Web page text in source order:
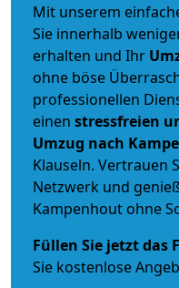
Mit unserem
Sie innerhalb
erhalten und Ihr
ohne böse
professionellen
einen stressfreien
Umzug nach
Klauseln. Vertrauen
Netzwerk und
Kampenhout ohne
Füllen Sie jetzt das
Sie kostenlose